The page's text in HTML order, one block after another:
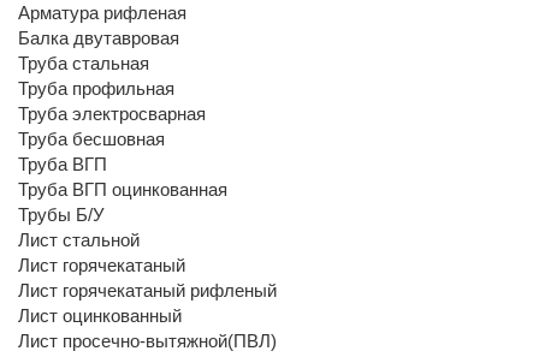
Арматура рифленая
Балка двутавровая
Труба стальная
Труба профильная
Труба электросварная
Труба бесшовная
Труба ВГП
Труба ВГП оцинкованная
Трубы Б/У
Лист стальной
Лист горячекатаный
Лист горячекатаный рифленый
Лист оцинкованный
Лист просечно-вытяжной(ПВЛ)